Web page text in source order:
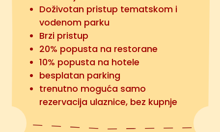
Doživotan pristup tematskom i
vodenom parku
Brzi pristup
20% popusta na restorane
10% popusta na hotele
besplatan parking
trenutno moguća samo
rezervacija ulaznice, bez kupnje